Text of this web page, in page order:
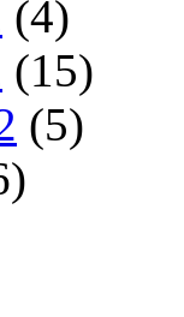
(4)
(15)
(5)